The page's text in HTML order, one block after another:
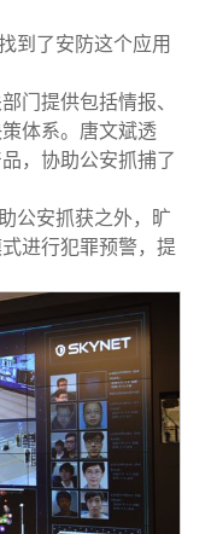
到了安防这个应用
门提供包括情报、
体系。唐文斌透
，协助公安抓捕了
公安抓获之外，旷
进行犯罪预警，提